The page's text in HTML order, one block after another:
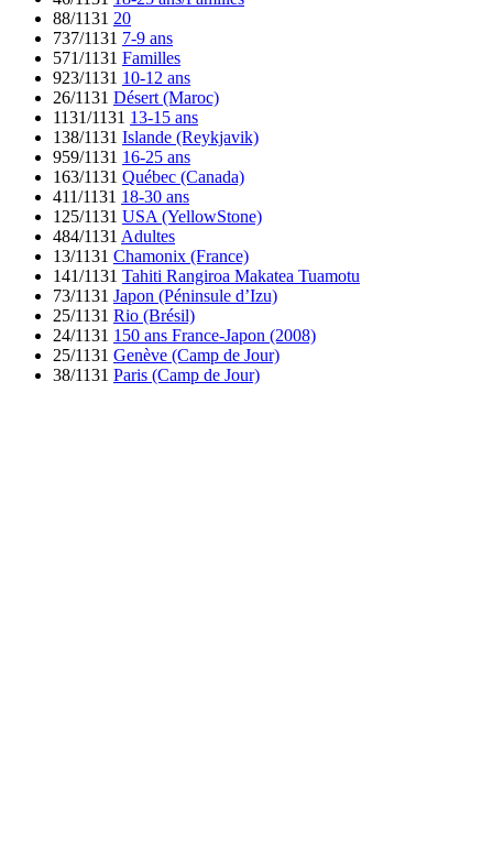
88/1131 20
737/1131 7-9 ans
571/1131 Familles
923/1131 10-12 ans
26/1131 Désert (Maroc)
1131/1131 13-15 ans
138/1131 Islande (Reykjavik)
959/1131 16-25 ans
163/1131 Québec (Canada)
411/1131 18-30 ans
125/1131 USA (YellowStone)
484/1131 Adultes
13/1131 Chamonix (France)
141/1131 Tahiti Rangiroa Makatea Tuamotu
73/1131 Japon (Péninsule d’Izu)
25/1131 Rio (Brésil)
24/1131 150 ans France-Japon (2008)
25/1131 Genève (Camp de Jour)
38/1131 Paris (Camp de Jour)